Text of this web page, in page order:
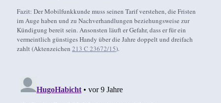
Fazit: Der Mobilfunkkunde muss seinen Tarif verstehen, die Fristen
im Auge haben und zu Nachverhandlungen beziehungsweise zur
Kündigung bereit sein. Ansonsten läuft er Gefahr, dass er für ein
vermeintlich günstiges Handy über die Jahre doppelt und dreifach
zahlt (Aktenzeichen213 C 23672/15).